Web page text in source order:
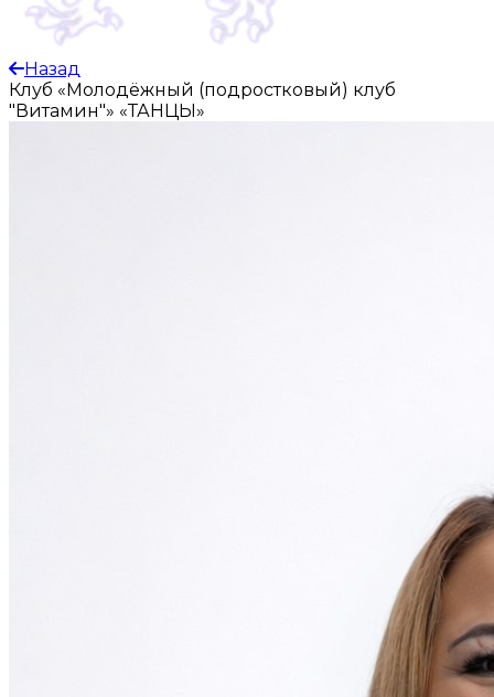
Назад
Клуб «Молодёжный (подростковый) клуб
"Витамин"» «ТАНЦЫ»